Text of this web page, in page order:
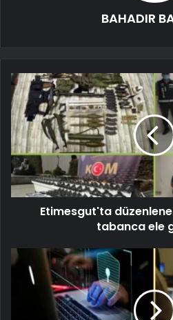
BAHADIR
Etimesgut'ta
tabanca ele